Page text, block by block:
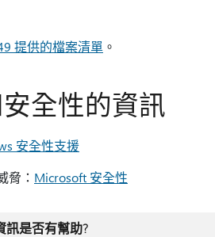
提供的檔案清單 。
全性的資訊
安全性支援
脅： Microsoft 安全性
訊是否有幫助?